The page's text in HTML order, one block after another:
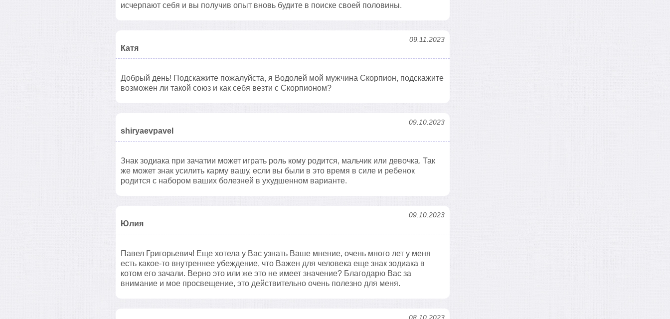
исчерпают себя и вы получив опыт вновь будите в поиске своей половины.
Катя
09.11.2023
Добрый день! Подскажите пожалуйста, я Водолей мой мужчина Скорпион, подскажите
возможен ли такой союз и как себя везти с Скорпионом?
shiryaevpavel
09.10.2023
Знак зодиака при зачатии может играть роль кому родится, мальчик или девочка. Так
же может знак усилить карму вашу, если вы были в это время в силе и ребенок
родится с набором ваших болезней в ухудшенном варианте.
Юлия
09.10.2023
Павел Григорьевич! Еще хотела у Вас узнать Ваше мнение, очень много лет у меня
есть какое-то внутреннее убеждение, что Важен для человека еще знак зодиака в
котом его зачали. Верно это или же это не имеет значение? Благодарю Вас за
внимание и мое просвещение, это действительно очень полезно для меня.
08.10.2023